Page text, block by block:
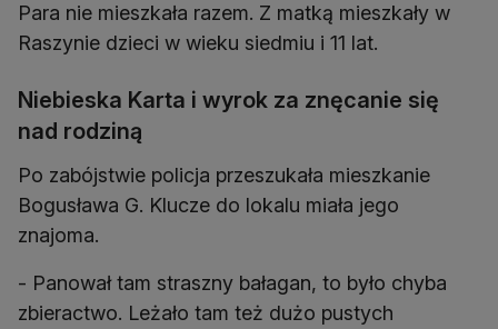
Para nie mieszkała razem. Z matką mieszkały w
Raszynie dzieci w wieku siedmiu i 11 lat.
Niebieska Karta i wyrok za znęcanie się
nad rodziną
Po zabójstwie policja przeszukała mieszkanie
Bogusława G. Klucze do lokalu miała jego
znajoma.
- Panował tam straszny bałagan, to było chyba
zbieractwo. Leżało tam też dużo pustych